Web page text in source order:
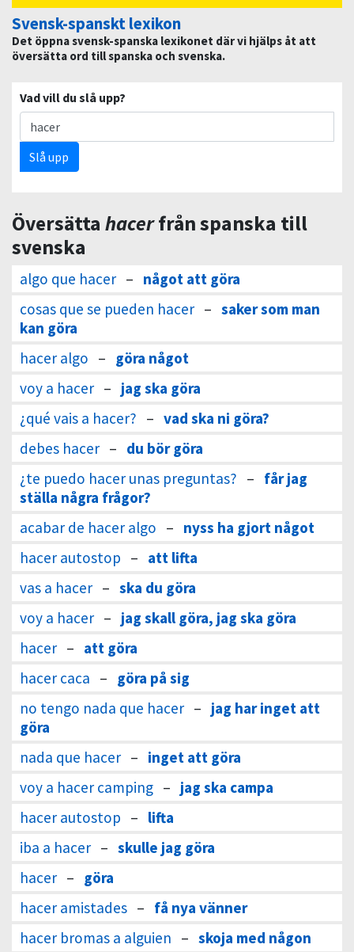
Svensk-spanskt lexikon
Det öppna svensk-spanska lexikonet där vi hjälps åt att
översätta ord till spanska och svenska.
Vad vill du slå upp?
Slå upp
Översätta hacerfrån spanska till
svenska
algo que hacer – något att göra
cosas que se pueden hacer – saker som man
kan göra
hacer algo – göra något
voy a hacer – jag ska göra
¿qué vais a hacer? – vad ska ni göra?
debes hacer – du bör göra
¿te puedo hacer unas preguntas? – får jag
ställa några frågor?
acabar de hacer algo – nyss ha gjort något
hacer autostop – att lifta
vas a hacer – ska du göra
voy a hacer – jag skall göra, jag ska göra
hacer – att göra
hacer caca – göra på sig
no tengo nada que hacer – jag har inget att
göra
nada que hacer – inget att göra
voy a hacer camping – jag ska campa
hacer autostop – lifta
iba a hacer – skulle jag göra
hacer – göra
hacer amistades – få nya vänner
hacer bromas a alguien – skoja med någon